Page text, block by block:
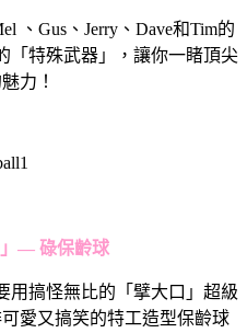
、Gus、Jerry、Dave和Tim的
「特殊武器」，讓你一睹頂尖
力！
— 碌保齡球
用搞怪無比的「擘大口」超級
愛又搞笑的特工造型保齡球